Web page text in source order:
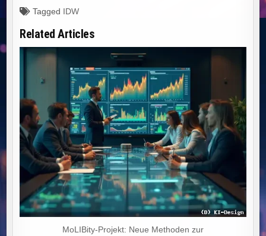
Tagged IDW
Related Articles
MoLIBity-Projekt: Neue Methoden zur